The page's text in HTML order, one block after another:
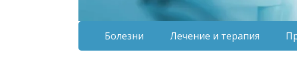
Болезни Лечение и терапия